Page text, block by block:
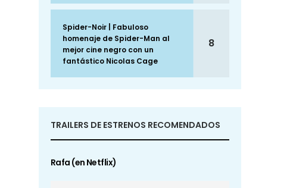
Spider-Noir | Fabuloso
homenaje de Spider-Man al
mejor cine negro con un
fantástico Nicolas Cage
8
TRAILERS DE ESTRENOS RECOMENDADOS
Rafa (en Netflix)